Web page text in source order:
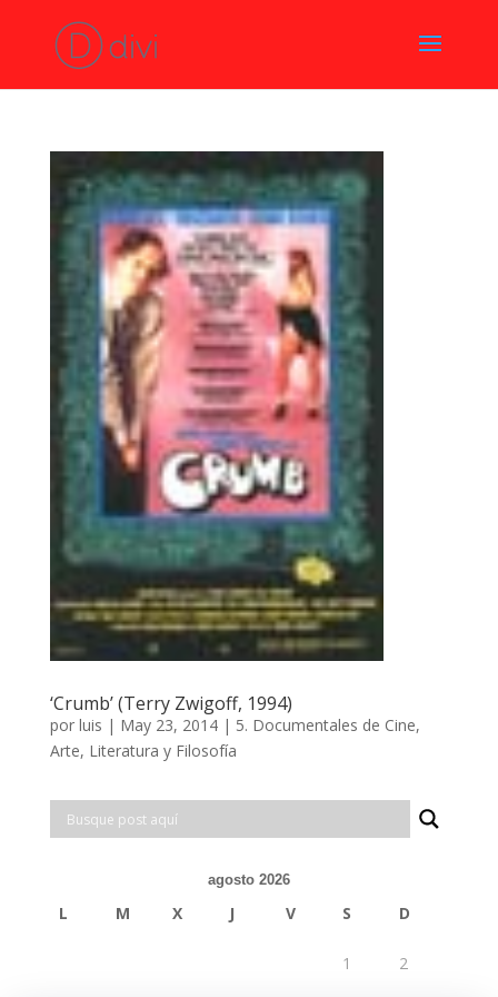
‘Crumb’ (Terry Zwigoff, 1994)
por luis | May 23, 2014| 5. Documentales de Cine,
Arte, Literatura y Filosofía
agosto 2026
L M X J V S D
1 2